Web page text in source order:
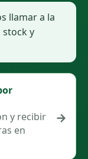
llamar a la
y
y recibir
en
→